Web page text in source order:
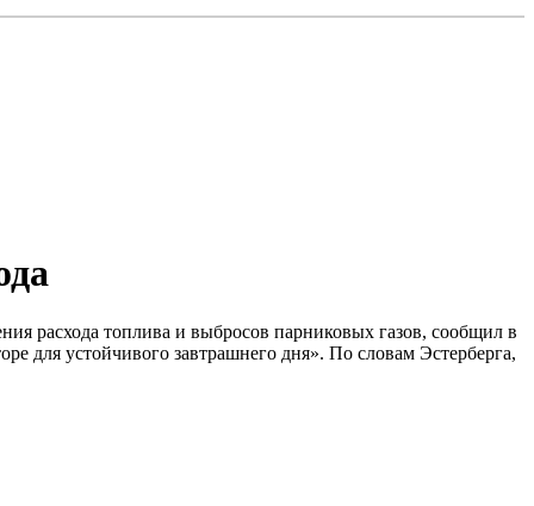
расхода топлива и выбросов парниковых газов, сообщил в
для устойчивого завтрашнего дня». По словам Эстерберга,